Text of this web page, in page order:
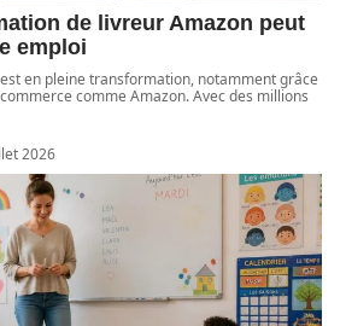
de livreur Amazon peut
emploi
en pleine transformation, notamment grâce
comme Amazon. Avec des millions
2026